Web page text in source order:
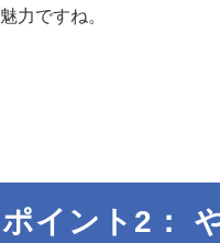
魅力ですね。
ポイント2：